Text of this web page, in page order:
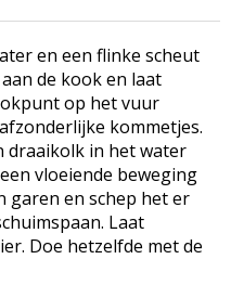
en een flinke scheut
de kook en laat
op het vuur
kommetjes.
draaikolk in het water
vloeiende beweging
garen en schep het er
Laat
Doe hetzelfde met de